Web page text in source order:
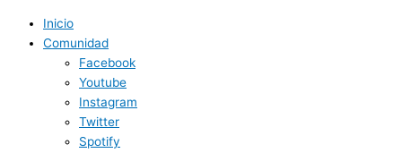
Inicio
Comunidad
Facebook
Youtube
Instagram
Twitter
Spotify